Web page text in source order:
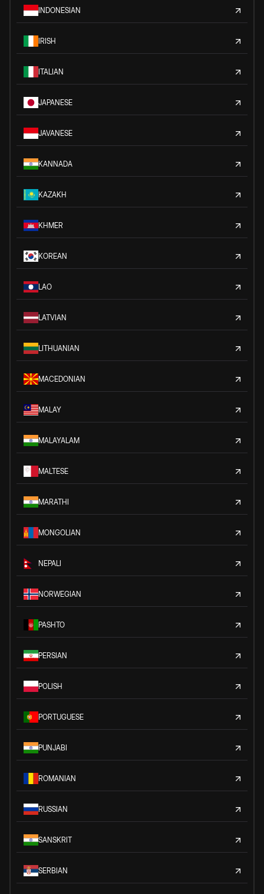
INDONESIAN
IRISH
ITALIAN
JAPANESE
JAVANESE
KANNADA
KAZAKH
KHMER
KOREAN
LAO
LATVIAN
LITHUANIAN
MACEDONIAN
MALAY
MALAYALAM
MALTESE
MARATHI
MONGOLIAN
NEPALI
NORWEGIAN
PASHTO
PERSIAN
POLISH
PORTUGUESE
PUNJABI
ROMANIAN
RUSSIAN
SANSKRIT
SERBIAN